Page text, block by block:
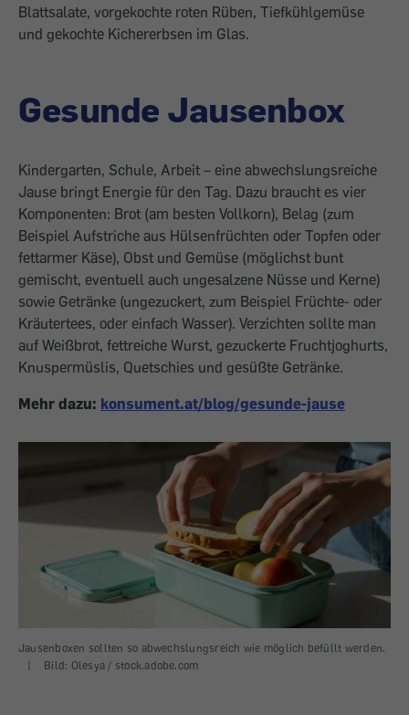
Blattsalate, vorgekochte roten Rüben, Tiefkühlgemüse
und gekochte Kichererbsen im Glas.
Gesunde Jausenbox
Kindergarten, Schule, Arbeit – eine abwechslungsreiche
Jause bringt Energie für den Tag. Dazu braucht es vier
Komponenten: Brot (am besten Vollkorn), Belag (zum
Beispiel Aufstriche aus Hülsenfrüchten oder Topfen oder
fettarmer Käse), Obst und Gemüse (möglichst bunt
gemischt, eventuell auch ungesalzene Nüsse und Kerne)
sowie Getränke (ungezuckert, zum Beispiel Früchte- oder
Kräutertees, oder einfach Wasser). Verzichten sollte man
auf Weißbrot, fettreiche Wurst, gezuckerte Fruchtjoghurts,
Knuspermüslis, Quetschies und gesüßte Getränke.
Mehr dazu: konsument.at/blog/gesunde-jause
Jausenboxen sollten so abwechslungsreich wie möglich befüllt werden.
|
Bild: Olesya / stock.adobe.com